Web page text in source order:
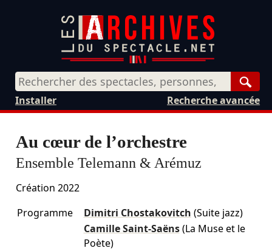
Recherche avancée
Installer
Au cœur de l’orchestre
Ensemble Telemann & Arémuz
Création 2022
Programme
Dimitri Chostakovitch (Suite jazz)
Camille Saint-Saëns (La Muse et le
Poète)